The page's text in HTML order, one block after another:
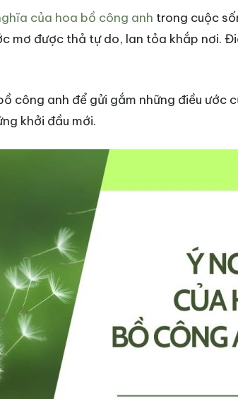
của hoa bồ công anh trong cuộc
mơ được thả tự do, lan tỏa khắp nơi.
công anh để gửi gắm những điều ước
khởi đầu mới.